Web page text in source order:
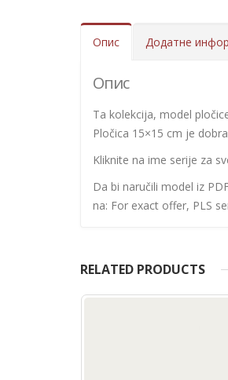
Опис Додатне
Опис
Ta kolekcija, model
Pločica 15×15 cm je
Kliknite na ime serije za
Da bi naručili model iz
na: For exact offer, PLS
RELATED PRODUCTS